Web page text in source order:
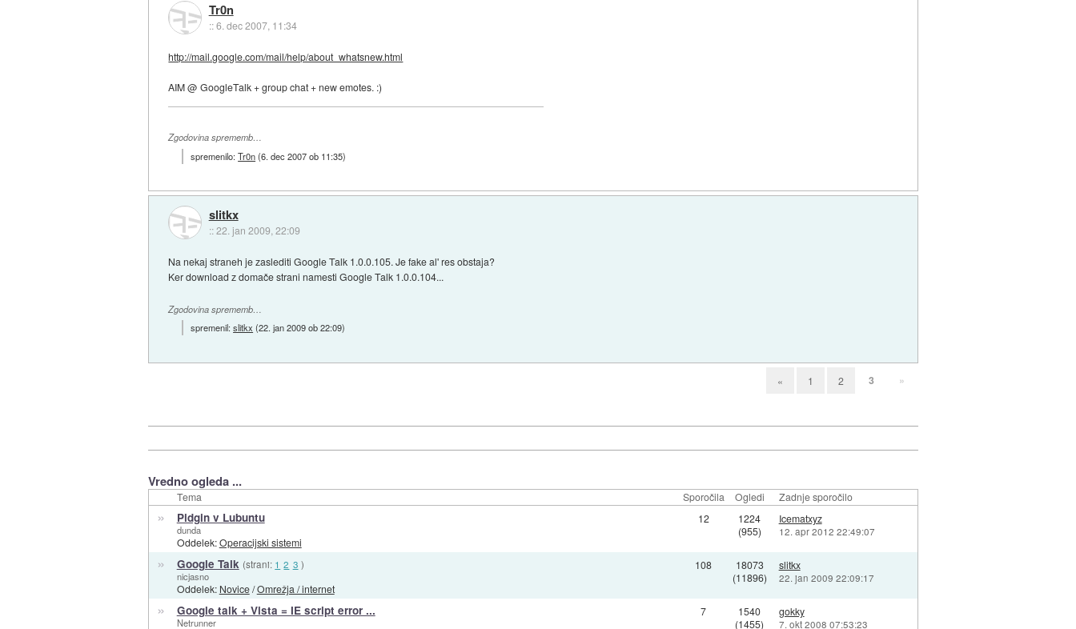
Tr0n
::6. dec 2007, 11:34
http://mail.google.com/mail/help/about_whatsnew.html
AIM @ GoogleTalk + group chat + new emotes. :)
Zgodovina sprememb…
spremenilo:Tr0n(6. dec 2007 ob 11:35)
slitkx
::22. jan 2009, 22:09
Na nekaj straneh je zaslediti Google Talk 1.0.0.105. Je fake al' res obstaja?
Ker download z domače strani namesti Google Talk 1.0.0.104...
Zgodovina sprememb…
spremenil:slitkx (22. jan 2009 ob 22:09)
« 1 2 3 »
Vredno ogleda ...
Tema Sporočila Ogledi Zadnje sporočilo
» Pidgin v Lubuntu
dunda
Oddelek:Operacijski sistemi
12
1224
(955)
Icematxyz
12. apr 2012 22:49:07
» Google Talk (strani: 1 2 3 )
nicjasno
Oddelek: Novice/Omrežja / internet
108
18073
(11896)
slitkx
22. jan 2009 22:09:17
» Google talk + Vista = IE script error ...
Netrunner
7
1540
(1455)
gokky
7. okt 2008 07:53:23